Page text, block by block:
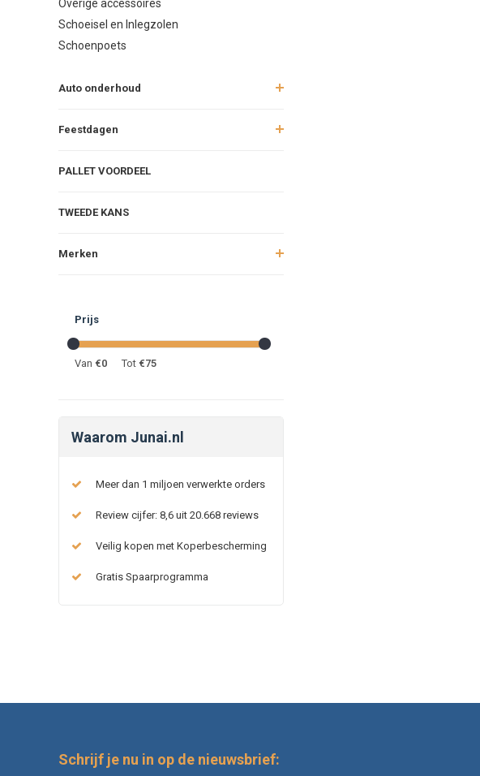
Overige accessoires
Schoeisel en Inlegzolen
Schoenpoets
Auto onderhoud
Feestdagen
PALLET VOORDEEL
TWEEDE KANS
Merken
Prijs
Van €0 Tot €75
Waarom Junai.nl
Meer dan 1 miljoen verwerkte orders
Review cijfer: 8,6 uit 20.668 reviews
Veilig kopen met Koperbescherming
Gratis Spaarprogramma
Schrijf je nu in op de nieuwsbrief: